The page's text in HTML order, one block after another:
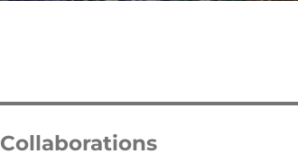
Collaborations